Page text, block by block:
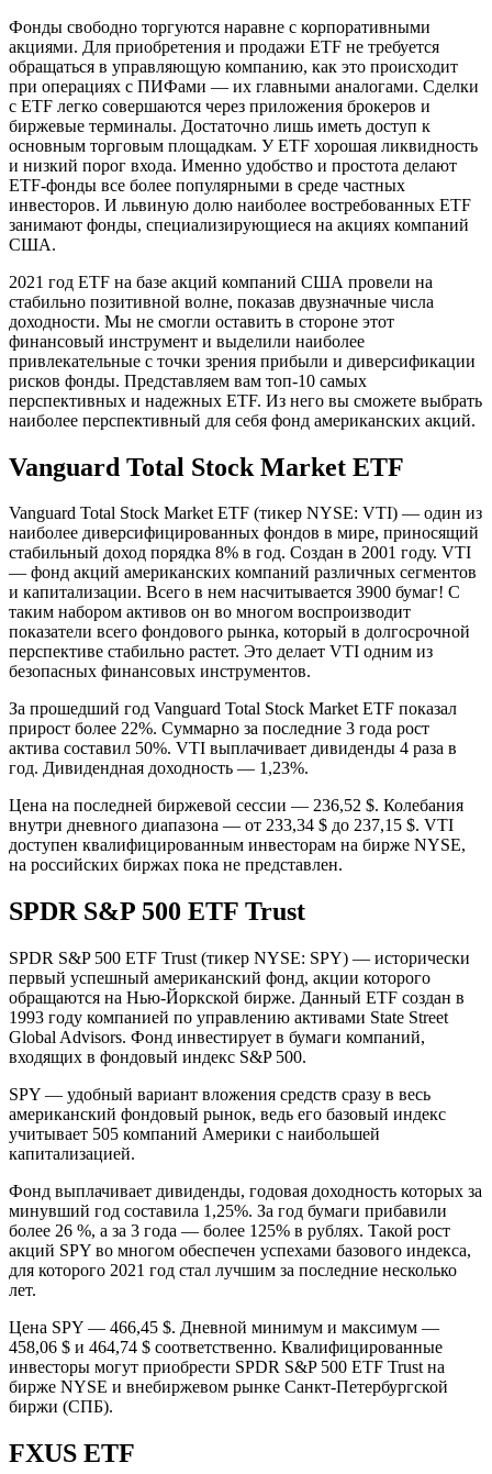
Фонды свободно торгуются наравне с корпоративными
акциями. Для приобретения и продажи ETF не требуется
обращаться в управляющую компанию, как это происходит
при операциях с ПИФами — их главными аналогами. Сделки
с ETF легко совершаются через приложения брокеров и
биржевые терминалы. Достаточно лишь иметь доступ к
основным торговым площадкам. У ETF хорошая ликвидность
и низкий порог входа. Именно удобство и простота делают
ETF-фонды все более популярными в среде частных
инвесторов. И львиную долю наиболее востребованных ETF
занимают фонды, специализирующиеся на акциях компаний
США.
2021 год ETF на базе акций компаний США провели на
стабильно позитивной волне, показав двузначные числа
доходности. Мы не смогли оставить в стороне этот
финансовый инструмент и выделили наиболее
привлекательные с точки зрения прибыли и диверсификации
рисков фонды. Представляем вам топ-10 самых
перспективных и надежных ETF. Из него вы сможете выбрать
наиболее перспективный для себя фонд американских акций.
Vanguard Total Stock Market ETF
Vanguard Total Stock Market ETF (тикер NYSE: VTI) — один из
наиболее диверсифицированных фондов в мире, приносящий
стабильный доход порядка 8% в год. Создан в 2001 году. VTI
— фонд акций американских компаний различных сегментов
и капитализации. Всего в нем насчитывается 3900 бумаг! С
таким набором активов он во многом воспроизводит
показатели всего фондового рынка, который в долгосрочной
перспективе стабильно растет. Это делает VTI одним из
безопасных финансовых инструментов.
За прошедший год Vanguard Total Stock Market ETF показал
прирост более 22%. Суммарно за последние 3 года рост
актива составил 50%. VTI выплачивает дивиденды 4 раза в
год. Дивидендная доходность — 1,23%.
Цена на последней биржевой сессии — 236,52 $. Колебания
внутри дневного диапазона — от 233,34 $ до 237,15 $. VTI
доступен квалифицированным инвесторам на бирже NYSE,
на российских биржах пока не представлен.
SPDR S&P 500 ETF Trust
SPDR S&P 500 ETF Trust (тикер NYSE: SPY) — исторически
первый успешный американский фонд, акции которого
обращаются на Нью-Йоркской бирже. Данный ETF создан в
1993 году компанией по управлению активами State Street
Global Advisors. Фонд инвестирует в бумаги компаний,
входящих в фондовый индекс S&P 500.
SPY — удобный вариант вложения средств сразу в весь
американский фондовый рынок, ведь его базовый индекс
учитывает 505 компаний Америки с наибольшей
капитализацией.
Фонд выплачивает дивиденды, годовая доходность которых за
минувший год составила 1,25%. За год бумаги прибавили
более 26 %, а за 3 года — более 125% в рублях. Такой рост
акций SPY во многом обеспечен успехами базового индекса,
для которого 2021 год стал лучшим за последние несколько
лет.
Цена SPY — 466,45 $. Дневной минимум и максимум —
458,06 $ и 464,74 $ соответственно. Квалифицированные
инвесторы могут приобрести SPDR S&P 500 ETF Trust на
бирже NYSE и внебиржевом рынке Санкт-Петербургской
биржи (СПБ).
FXUS ETF